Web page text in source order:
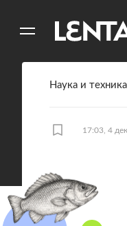
Наука и техника
17:03, 4